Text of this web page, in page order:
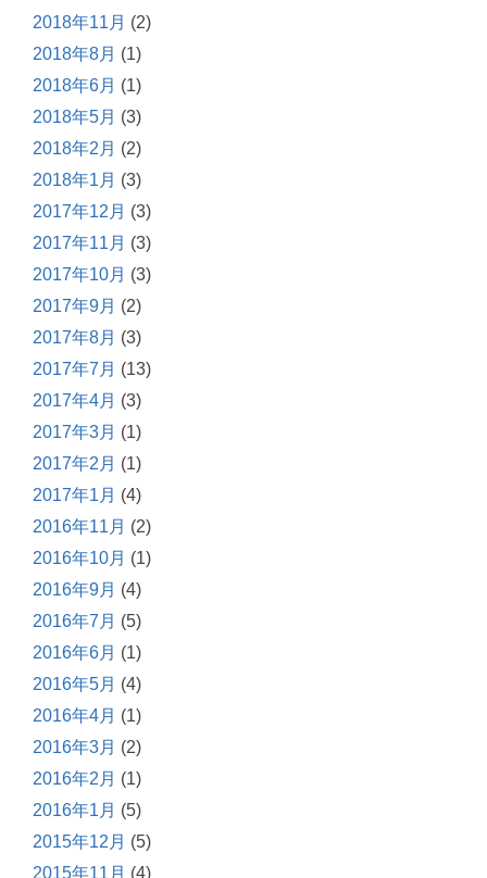
2018年11月 (2)
2018年8月 (1)
2018年6月 (1)
2018年5月 (3)
2018年2月 (2)
2018年1月 (3)
2017年12月 (3)
2017年11月 (3)
2017年10月 (3)
2017年9月 (2)
2017年8月 (3)
2017年7月 (13)
2017年4月 (3)
2017年3月 (1)
2017年2月 (1)
2017年1月 (4)
2016年11月 (2)
2016年10月 (1)
2016年9月 (4)
2016年7月 (5)
2016年6月 (1)
2016年5月 (4)
2016年4月 (1)
2016年3月 (2)
2016年2月 (1)
2016年1月 (5)
2015年12月 (5)
2015年11月 (4)